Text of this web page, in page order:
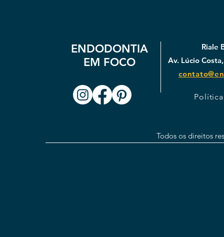
ENDODONTIA
EM FOCO
Riale
Av. Lúcio
Todos os direitos